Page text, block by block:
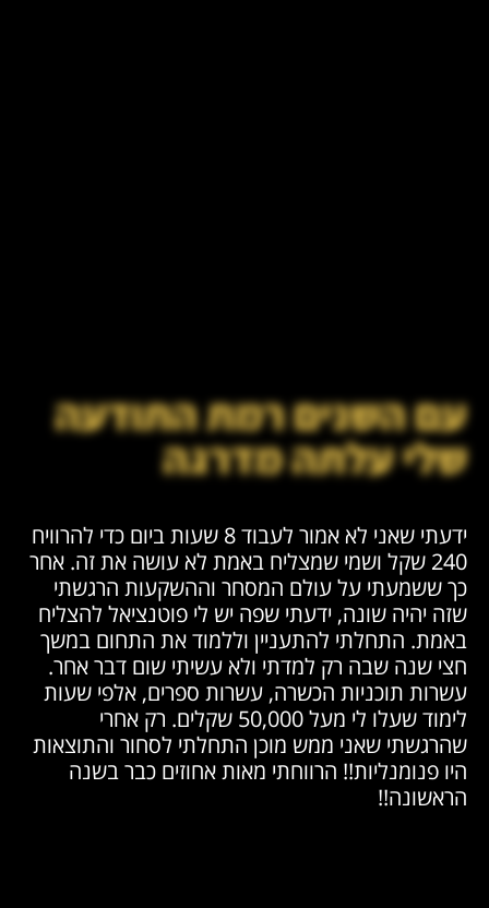
עם השנים רמת התודעה
שלי עלתה מדרגה
ידעתי שאני לא אמור לעבוד 8 שעות ביום כדי להרוויח
240 שקל ושמי שמצליח באמת לא עושה את זה. אחר
כך ששמעתי על עולם המסחר וההשקעות הרגשתי
שזה יהיה שונה, ידעתי שפה יש לי פוטנציאל להצליח
באמת. התחלתי להתעניין וללמוד את התחום במשך
חצי שנה שבה רק למדתי ולא עשיתי שום דבר אחר.
עשרות תוכניות הכשרה, עשרות ספרים, אלפי שעות
לימוד שעלו לי מעל 50,000 שקלים. רק אחרי
שהרגשתי שאני ממש מוכן התחלתי לסחור והתוצאות
היו פנומנליות!! הרווחתי מאות אחוזים כבר בשנה
הראשונה!!